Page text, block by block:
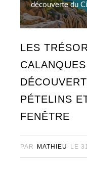
découverte du
LES
PÉTELINS
FENÊTRE
PAR MATHIEU LE